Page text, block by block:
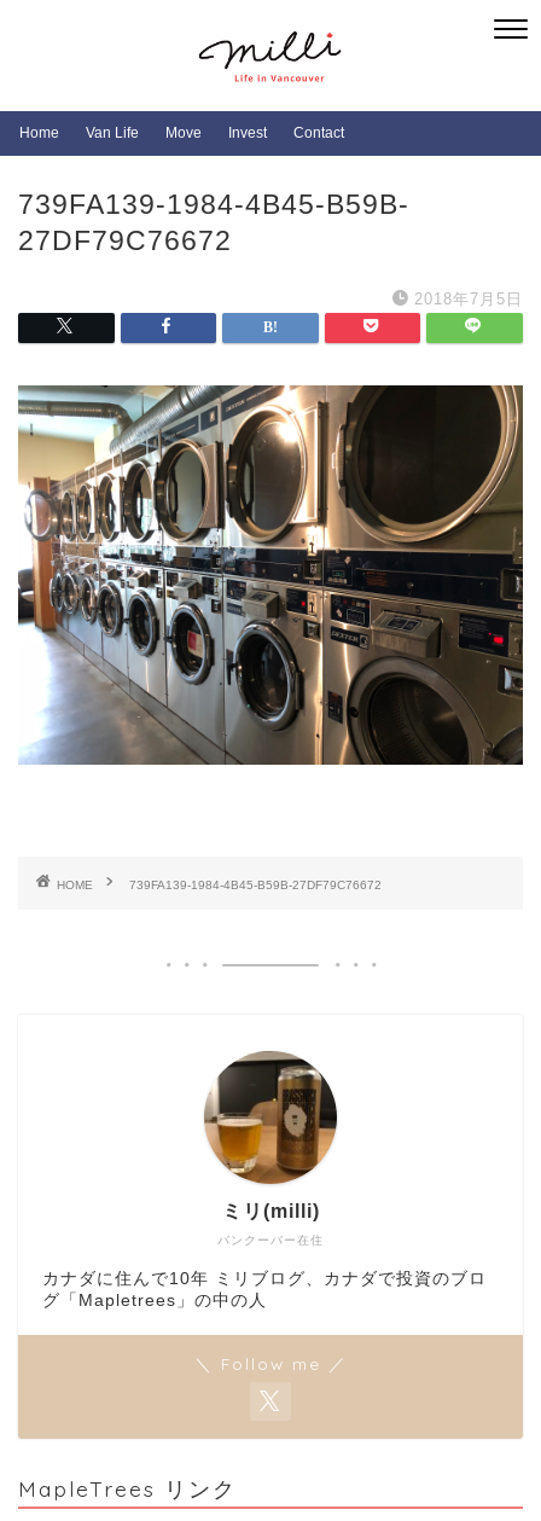
Home Van Life Move Invest Contact
739FA139-1984-4B45-B59B-
27DF79C76672
2018年7月5日
HOME 739FA139-1984-4B45-B59B-27DF79C76672
バンクーバー在住
ミリ(milli)
カナダに住んで10年 ミリブログ、カナダで投資のブロ
グ「Mapletrees」の中の人
＼ Follow me ／
MapleTrees リンク